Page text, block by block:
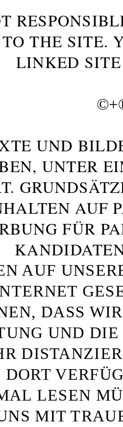
THE SITE.
LINKED
©+
UND
UNTER
AUF
FÜR
AUF
DASS
UND
LESEN
MIT